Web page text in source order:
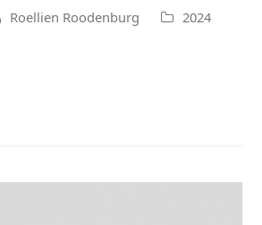
Roellien Roodenburg 2024